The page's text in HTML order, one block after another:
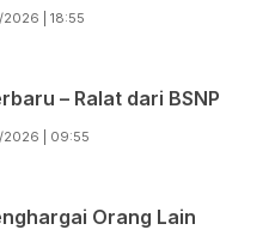
| 18:55
– Ralat dari BSNP
| 09:55
Orang Lain